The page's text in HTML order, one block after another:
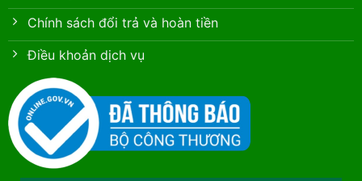
Chính sách đổi trả và hoàn tiền
Điều khoản dịch vụ